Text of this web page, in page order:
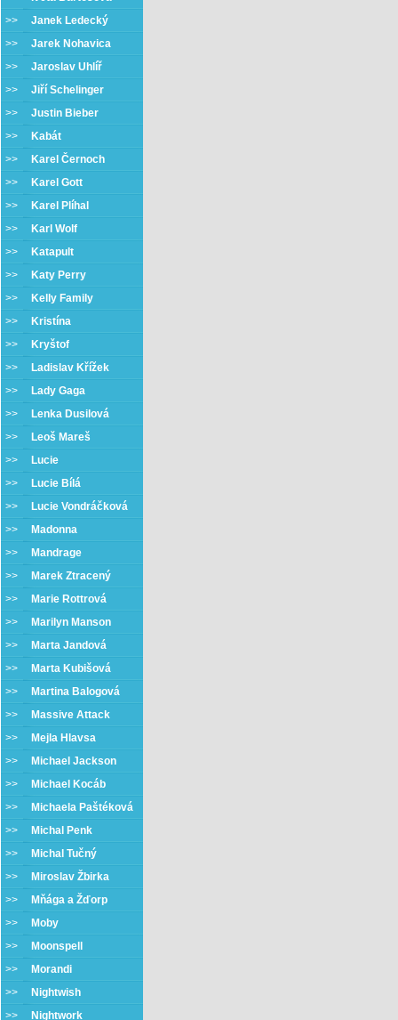
>> Janek Ledecký
>> Jarek Nohavica
>> Jaroslav Uhlíř
>> Jiří Schelinger
>> Justin Bieber
>>
Kabát
>>
Karel Černoch
>>
Karel Gott
>>
Karel Plíhal
>>
Karl Wolf
>>
Katapult
>>
Katy Perry
>>
Kelly Family
>>
Kristína
>>
Kryštof
>>
Ladislav Křížek
>>
Lady Gaga
>>
Lenka Dusilová
>>
Leoš Mareš
>>
Lucie
>>
Lucie Bílá
>>
Lucie Vondráčková
>>
Madonna
>>
Mandrage
>>
Marek Ztracený
>>
Marie Rottrová
>>
Marilyn Manson
>>
Marta Jandová
>>
Marta Kubišová
>>
Martina Balogová
>>
Massive Attack
>>
Mejla Hlavsa
>>
Michael Jackson
>>
Michael Kocáb
>>
Michaela Paštéková
>>
Michal Penk
>>
Michal Tučný
>>
Miroslav Žbirka
>>
Mňága a Žďorp
>>
Moby
>>
Moonspell
>>
Morandi
>>
Nightwish
>>
Nightwork